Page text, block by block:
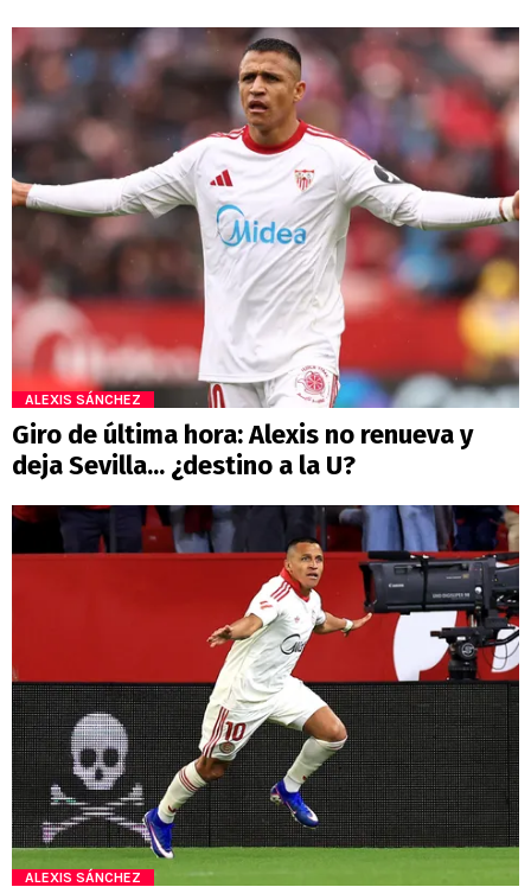
ALEXIS SÁNCHEZ
Giro de última hora: Alexis no renueva y
deja Sevilla... ¿destino a la U?
ALEXIS SÁNCHEZ